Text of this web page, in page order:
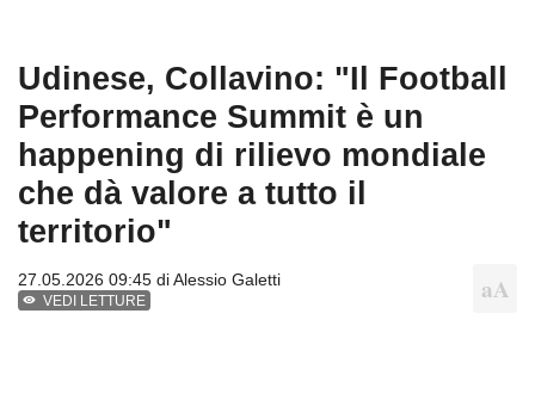
Udinese, Collavino: "Il Football
Performance Summit è un
happening di rilievo mondiale
che dà valore a tutto il
territorio"
27.05.2026 09:45 diAlessio Galetti
VEDI LETTURE